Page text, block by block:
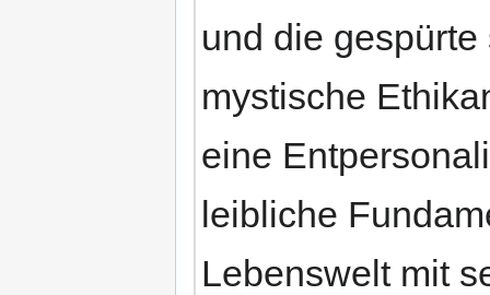
und die
mystische
eine
leibliche
Lebenswelt mit